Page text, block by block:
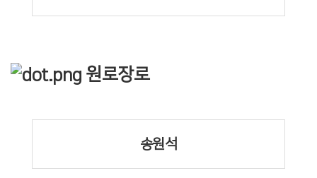
원로장로
송원석